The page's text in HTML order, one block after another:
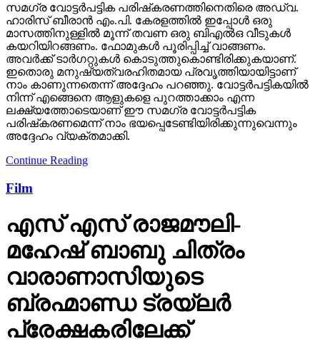
സമഗ്ര വോട്ടര്‍പട്ടിക പരിഷ്‌കരണത്തിനെതിരെ അഡ്വ.
ഹാരിസ് ബീരാന്‍ എം.പി. കേരളത്തില്‍ ഇപ്പോള്‍ ഒരു
മാസത്തിനുള്ളില്‍ മൂന്ന് തവണ ഒരു ബിഎല്‍ഒ വീടുകള്‍
കയറിയിറങ്ങണം. ഫോമുകള്‍ പൂരിപ്പിച്ച് വാങ്ങണം.
അവര്‍ക്ക് ടാര്‍ഗറ്റുകള്‍ കൊടുത്തുകൊണ്ടിരിക്കുകയാണ്.
ഇതൊരു മനുഷ്യത്വരഹിതമായ പ്രവൃത്തിയായിട്ടാണ്
നാം കാണുന്നതെന്ന് അദ്ദേഹം പറഞ്ഞു. വോട്ടര്‍പട്ടികയില്‍
നിന്ന് എങ്ങെനെ ആളുകളെ പുറത്താക്കാം എന്ന
ലക്ഷ്യത്തോടെയാണ് ഈ സമഗ്ര വോട്ടര്‍പട്ടിക
പരിഷ്‌കരണമെന്ന് നാം ഭയപ്പെടേണ്ടിയിരിക്കുന്നുവെന്നും
അദ്ദേഹം വ്യക്തമാക്കി.
Continue Reading
Film
എസ് എസ് രാജമൗലി-
മഹേഷ് ബാബു ചിത്രം
വാരാണാസിയുടെ
ബ്രഹ്മാണ്ഡ ട്രയ്ലർ
പ്രേക്ഷകരിലേക്ക്